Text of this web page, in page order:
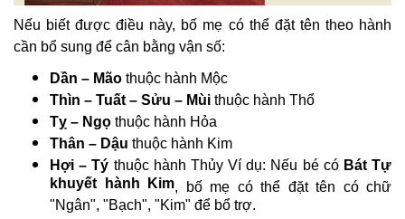
Nếu biết được điều này, bố mẹ có thể đặt tên theo hành
cần bổ sung để cân bằng vận số:
Dần – Mão thuộc hành Mộc
Thìn – Tuất – Sửu – Mùi thuộc hành Thổ
Tỵ – Ngọ thuộc hành Hỏa
Thân – Dậu thuộc hành Kim
Hợi – Tý thuộc hành Thủy Ví dụ: Nếu bé có Bát Tự
khuyết hành Kim, bố mẹ có thể đặt tên có chữ
"Ngân", "Bạch", "Kim" để bổ trợ.